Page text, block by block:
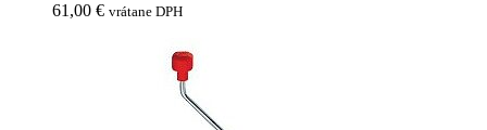
61,00 € vrátane DPH